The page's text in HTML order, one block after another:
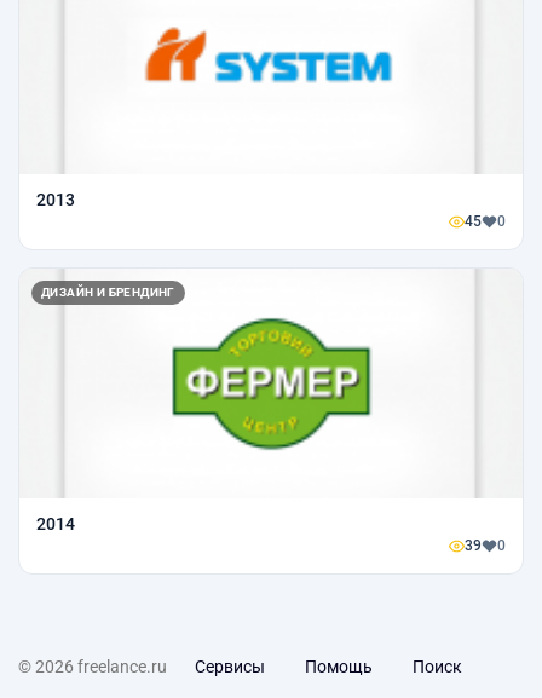
2013
45 0
ДИЗАЙН И БРЕНДИНГ
2014
39 0
© 2026 freelance.ru Сервисы Помощь Поиск